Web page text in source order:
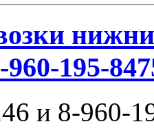
195-
и 8-960-